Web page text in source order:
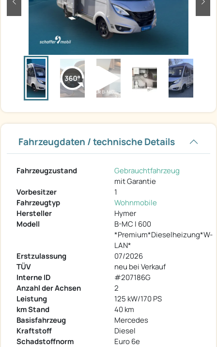
zurück
Fahrzeugdaten / technische Details
Fahrzeugzustand
Gebrauchtfahrzeug
mit Garantie
Vorbesitzer
1
Fahrzeugtyp
Wohnmobile
Hersteller
Hymer
Modell
B-MC I 600
*Premium*Dieselheizung*W-
LAN*
Erstzulassung
07/2026
TÜV
neu bei Verkauf
Interne ID
#207186G
Anzahl der Achsen
2
Leistung
125 kW/170 PS
km Stand
40 km
Basisfahrzeug
Mercedes
Kraftstoff
Diesel
Schadstoffnorm
Euro 6e